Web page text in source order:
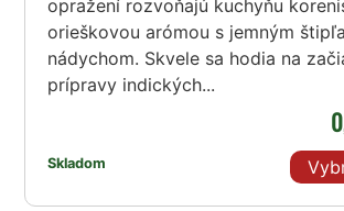
opražení rozvoňajú kuchyňu
orieškovou arómou s jemným
nádychom. Skvele sa hodia na
prípravy indických...
Skladom